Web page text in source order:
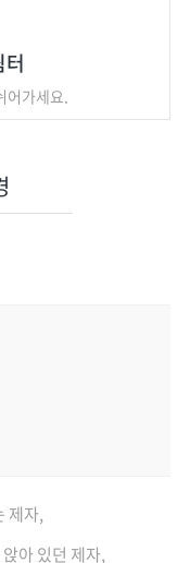
어가세요.
제자,
아 있던 제자,